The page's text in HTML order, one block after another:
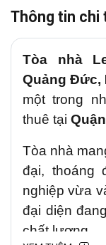
Thông tin chi
Tòa nhà
Quảng Đức,
một trong
thuê tại
Tòa nhà
đại, thoáng
nghiệp vừa
đại diện
chất lượng.